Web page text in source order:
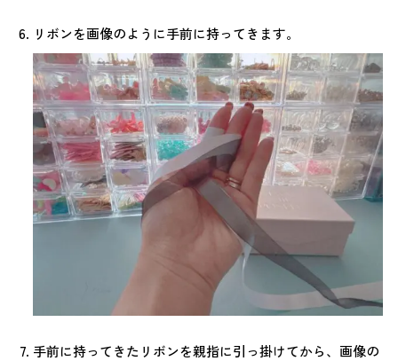
リボンを画像のように手前に持ってきます。
手前に持ってきたリボンを親指に引っ掛けてから、画像の